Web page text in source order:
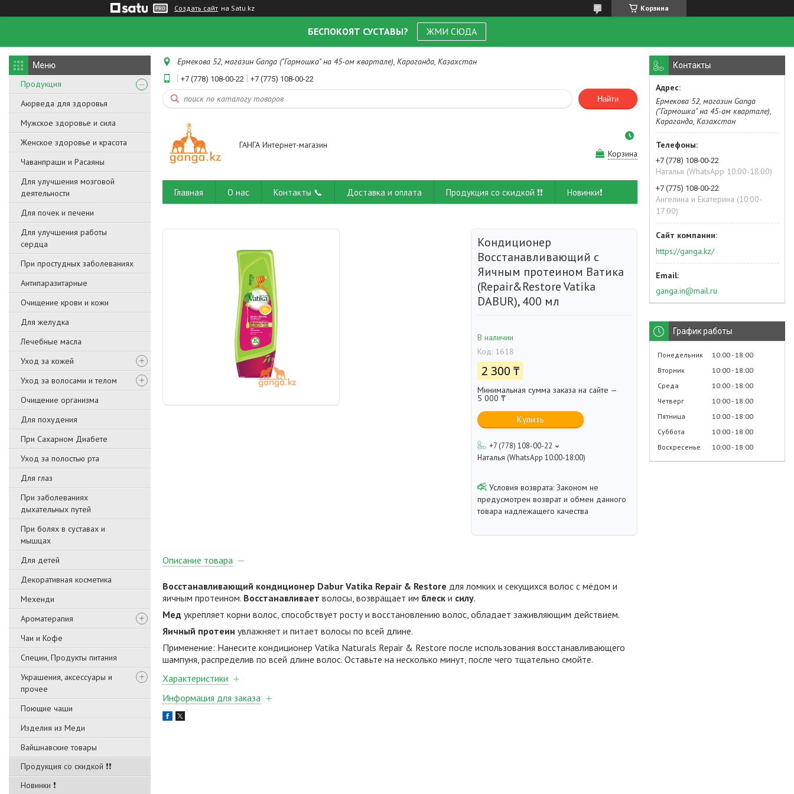
Создать сайт на Satu.kz Корзина
БЕСПОКОЯТ СУСТАВЫ? ЖМИ СЮДА
Продукция
Аюрведа для здоровья
Мужское здоровье и сила
Женское здоровье и красота
Чаванпраши и Расаяны
Для улучшения мозговой
деятельности
Для почек и печени
Для улучшения работы
сердца
При простудных заболеваниях
Антипаразитарные
Очищение крови и кожи
Для желудка
Лечебные масла
Уход за кожей
Уход за волосами и телом
Очищение организма
Для похудения
При Сахарном Диабете
Уход за полостью рта
Для глаз
При заболеваниях
дыхательных путей
При болях в суставах и
мышцах
Для детей
Декоративная косметика
Мехенди
Ароматерапия
Чаи и Кофе
Специи, Продукты питания
Украшения, аксессуары и
прочее
Поющие чаши
Изделия из Меди
Вайшнавские товары
Продукция со скидкой ❗❗
Новинки ❗
Ермекова 52, магазин Ganga ("Гармошка" на 45-ом квартале), Караганда, Казахстан
+7 (778) 108-00-22 +7 (775) 108-00-22
Найти
ГАНГА Интернет-магазин
Корзина
Главная О нас Контакты 📞 Доставка и оплата Продукция со скидкой ❗❗ Новинки❗
Кондиционер
Восстанавливающий с
Яичным протеином Ватика
(Repair&Restore Vatika
DABUR), 400 мл
В наличии
Код: 1618
2 300 ₸
Минимальная сумма заказа на сайте —
5 000 ₸
Купить
+7 (778) 108-00-22
Наталья (WhatsApp 10:00-18:00)
Законом не
предусмотрен возврат и обмен данного
товара надлежащего качества
Описание товара
Восстанавливающий кондиционер Dabur Vatika Repair & Restore для ломких и секущихся волос с мёдом и
яичным протеином. Восстанавливает волосы, возвращает им блеск и силу.
Мед укрепляет корни волос, способствует росту и восстановлению волос, обладает заживляющим действием.
Яичный протеин увлажняет и питает волосы по всей длине.
Применение: Нанесите кондиционер Vatika Naturals Repair & Restore после использования восстанавливающего
шампуня, распределив по всей длине волос. Оставьте на несколько минут, после чего тщательно смойте.
Характеристики
Информация для заказа
Контакты
Ермекова 52, магазин Ganga
("Гармошка" на 45-ом квартале),
Караганда, Казахстан
+7 (778) 108-00-22
Наталья (WhatsApp 10:00-18:00)
+7 (775) 108-00-22
Ангелина и Екатерина (10:00-
17:00)
https://ganga.kz/
ganga.in@mail.ru
График работы
Понедельник 10:00 18:00
Вторник
10:00 18:00
Среда
10:00 18:00
Четверг
10:00 18:00
Пятница
10:00 18:00
Суббота
10:00 18:00
Воскресенье
10:00 18:00